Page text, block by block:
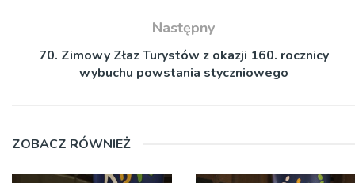
Następny
70. Zimowy Złaz Turystów z okazji 160. rocznicy
wybuchu powstania styczniowego
ZOBACZ RÓWNIEŻ